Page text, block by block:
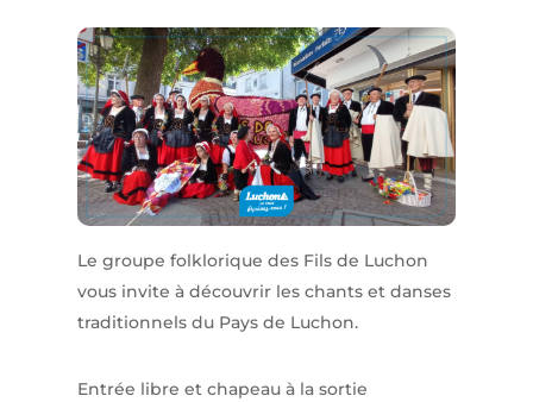
Le groupe folklorique des Fils de Luchon
vous invite à découvrir les chants et danses
traditionnels du Pays de Luchon.
Entrée libre et chapeau à la sortie